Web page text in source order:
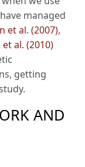
managed
et al. (2007),
et al. (2010)
getting
AND